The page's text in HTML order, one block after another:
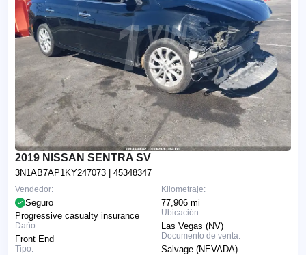
2019 NISSAN SENTRA SV
3N1AB7AP1KY247073 | 45348347
Kilometraje:
77,906 mi
Ubicación:
Las Vegas (NV)
Documento de venta:
Salvage (NEVADA)
Vendedor:
Seguro
Progressive casualty insurance
Daño:
Front End
Tipo: